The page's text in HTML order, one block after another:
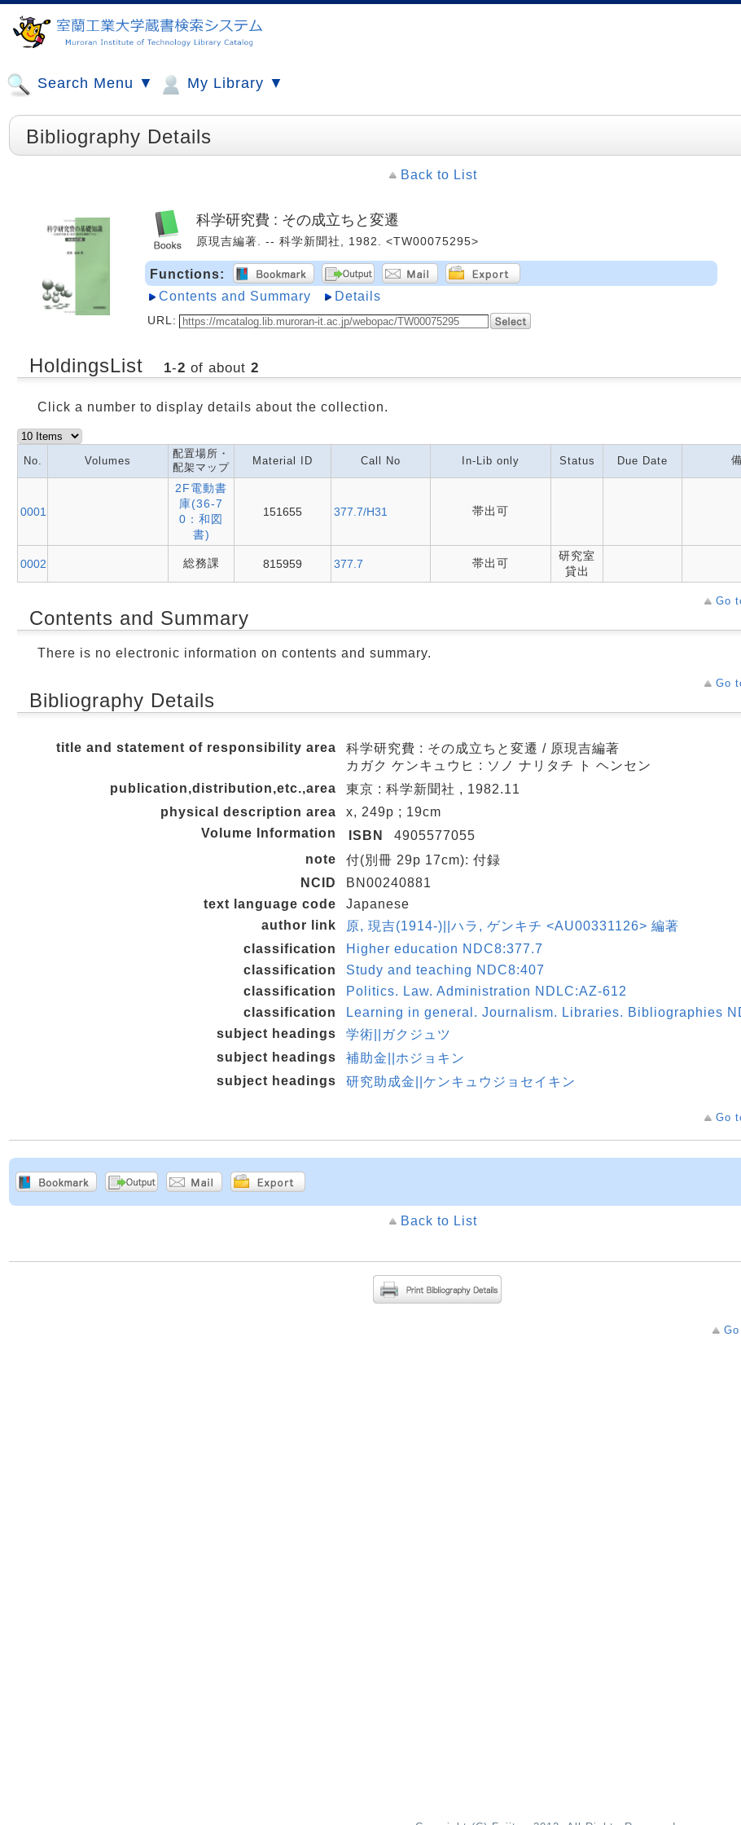
Search Menu ▼ My Library ▼
Bibliography Details
Back to List
科学研究費 : その成立ちと変遷
原現吉編著. -- 科学新聞社, 1982. <TW00075295>
Functions:
Contents and Summary
Details
URL:
HoldingsList 1-2 of about 2
Click a number to display details about the collection.
No. Volumes
配置場所・
配架マップ
Material ID Call No In-Lib only Status Due Date
0001
2F電動書
庫(36-7
0：和図
書)
151655 377.7/H31 帯出可
0002 総務課 815959 377.7 帯出可
研究室
貸出
Go
Contents and Summary
There is no electronic information on contents and summary.
Go
Bibliography Details
title and statement of responsibility area
科学研究費 : その成立ちと変遷 / 原現吉編著
カガク ケンキュウヒ : ソノ ナリタチ ト ヘンセン
publication,distribution,etc.,area
東京 : 科学新聞社 , 1982.11
physical description area
x, 249p ; 19cm
Volume Information
ISBN
4905577055
note
付(別冊 29p 17cm): 付録
NCID
BN00240881
text language code
Japanese
author link
原, 現吉(1914-)||ハラ, ゲンキチ <AU00331126> 編著
classification
Higher education NDC8:377.7
classification
Study and teaching NDC8:407
classification
Politics. Law. Administration NDLC:AZ-612
classification
Learning in general. Journalism. Libraries. Bibliographies
subject headings
学術||ガクジュツ
subject headings
補助金||ホジョキン
subject headings
研究助成金||ケンキュウジョセイキン
Go
Back to List